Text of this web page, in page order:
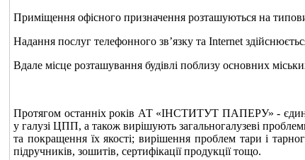
Приміщення офісного призначення розташуються на
Надання послуг телефонного зв’язку та Internet
Вдале місце розташування будівлі поблизу основних
Протягом останніх років АТ «ІНСТИТУТ ПАПЕРУ» - єдина
у галузі ЦПП, а також вирішують загальногалузеві
та покращення їх якості; вирішення проблем тари і
підручників, зошитів, сертифікації продукції тощо.